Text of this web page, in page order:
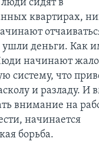
сидят в
квартирах,
ушли деньги. Как
начинают
систему, что
и разладу. И
внимание на
начинается
борьба.